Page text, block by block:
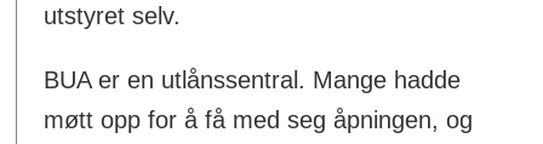
utstyret selv.
BUA er en utlånssentral. Mange hadde
møtt opp for å få med seg åpningen, og